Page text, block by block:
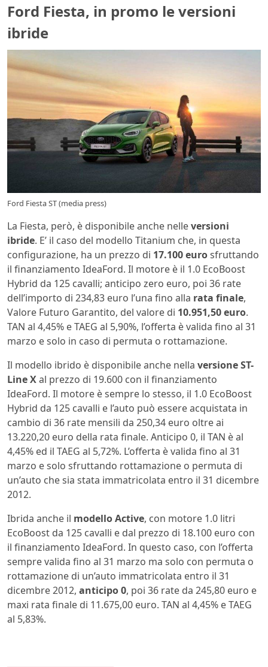
Ford Fiesta, in promo le versioni
ibride
Ford Fiesta ST (media press)
La Fiesta, però, è disponibile anche nelleversioni
ibride. E’ il caso del modello Titanium che, in questa
configurazione, ha un prezzo di 17.100 eurosfruttando
il finanziamento IdeaFord. Il motore è il 1.0 EcoBoost
Hybrid da 125 cavalli; anticipo zero euro, poi 36 rate
dell’importo di 234,83 euro l’una fino alla rata finale,
Valore Futuro Garantito, del valore di 10.951,50 euro.
TAN al 4,45% e TAEG al 5,90%, l’offerta è valida fino al 31
marzo e solo in caso di permuta o rottamazione.
Il modello ibrido è disponibile anche nella versione ST-
Line Xal prezzo di 19.600 con il finanziamento
IdeaFord. Il motore è sempre lo stesso, il 1.0 EcoBoost
Hybrid da 125 cavalli e l’auto può essere acquistata in
cambio di 36 rate mensili da 250,34 euro oltre ai
13.220,20 euro della rata finale. Anticipo 0, il TAN è al
4,45% ed il TAEG al 5,72%. L’offerta è valida fino al 31
marzo e solo sfruttando rottamazione o permuta di
un’auto che sia stata immatricolata entro il 31 dicembre
2012.
Ibrida anche il modello Active, con motore 1.0 litri
EcoBoost da 125 cavalli e dal prezzo di 18.100 euro con
il finanziamento IdeaFord. In questo caso, con l’offerta
sempre valida fino al 31 marzo ma solo con permuta o
rottamazione di un’auto immatricolata entro il 31
dicembre 2012, anticipo 0, poi 36 rate da 245,80 euro e
maxi rata finale di 11.675,00 euro. TAN al 4,45% e TAEG
al 5,83%.